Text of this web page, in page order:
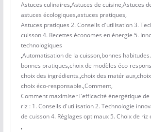
Astuces culinaires,Astuces de cuisine,Astuces
astuces écologiques,astuces pratiques,
Astuces pratiques 2. Conseils d'utilisation 3.
cuisson 4. Recettes économes en énergie 5.
technologiques
,Automatisation de la cuisson,bonnes habitudes.
bonnes pratiques,choix de modèles éco-
choix des ingrédients.,choix des matériaux,
choix éco-responsable.,Comment,
Comment maximiser l'efficacité énergétique de
riz : 1. Conseils d'utilisation 2. Technologie
de cuisson 4. Réglages optimaux 5. Choix de riz
,